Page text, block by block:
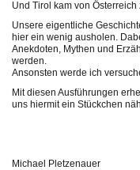
Und Tirol kam von Österreich
Unsere eigentliche
hier ein wenig ausholen.
Anekdoten, Mythen und
werden.
Ansonsten werde ich
Mit diesen Ausführungen
uns hiermit ein Stückchen
Michael Pletzenauer